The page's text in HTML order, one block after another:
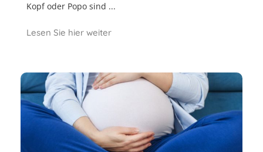
Kopf oder Popo sind ...
Lesen Sie hier weiter